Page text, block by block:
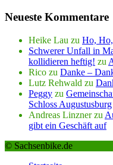
Neueste Kommentare
Heike Lau zu Ho,
Schwerer Unfall in
kollidieren heftig! zu
Rico zu Danke –
Lutz Rehwald zu
Peggy zu
Schloss Augustusburg
Andreas Linznerzu
gibt ein Geschäft auf
© Sachsenbike.de